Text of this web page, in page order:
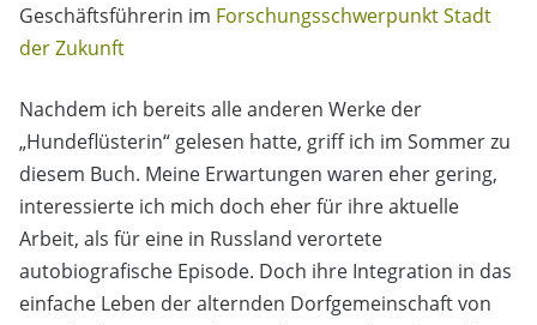
Geschäftsführerin im Forschungsschwerpunkt Stadt
der Zukunft
Nachdem ich bereits alle anderen Werke der
„Hundeflüsterin“ gelesen hatte, griff ich im Sommer zu
diesem Buch. Meine Erwartungen waren eher gering,
interessierte ich mich doch eher für ihre aktuelle
Arbeit, als für eine in Russland verortete
autobiografische Episode. Doch ihre Integration in das
einfache Leben der alternden Dorfgemeinschaft von